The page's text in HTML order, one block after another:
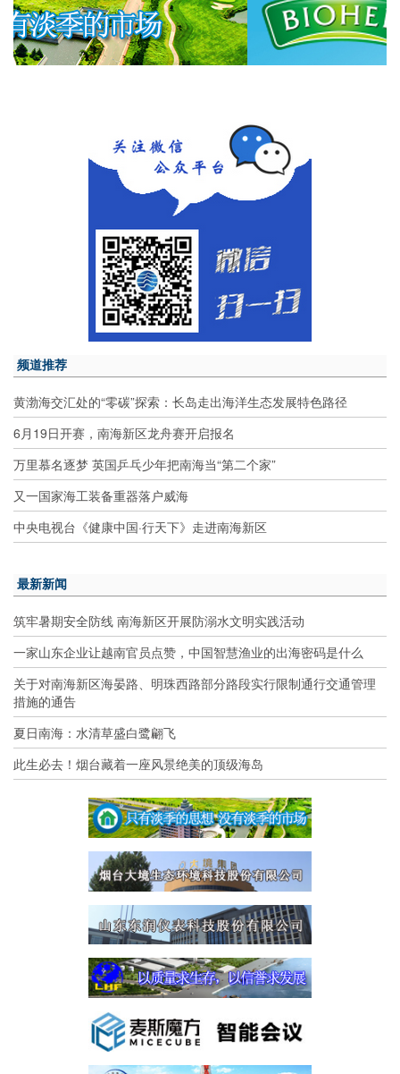
频道推荐
黄渤海交汇处的“零碳”探索：长岛走出海洋生态发展特色路径
6月19日开赛，南海新区龙舟赛开启报名
万里慕名逐梦 英国乒乓少年把南海当“第二个家”
又一国家海工装备重器落户威海
中央电视台《健康中国·行天下》走进南海新区
最新新闻
筑牢暑期安全防线 南海新区开展防溺水文明实践活动
一家山东企业让越南官员点赞，中国智慧渔业的出海密码是什么
关于对南海新区海晏路、明珠西路部分路段实行限制通行交通管理
措施的通告
夏日南海：水清草盛白鹭翩飞
此生必去！烟台藏着一座风景绝美的顶级海岛